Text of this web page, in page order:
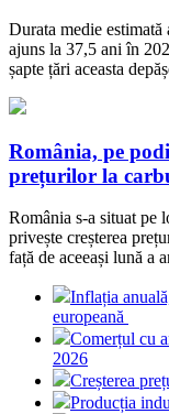
Durata medie
ajuns la 37,5 ani în
șapte țări aceasta
România, pe
prețurilor la
România s-a situat pe
privește creșterea
față de aceeași lună a
Inflația
europeană
Comerțul cu
2026
Creșterea
Producția